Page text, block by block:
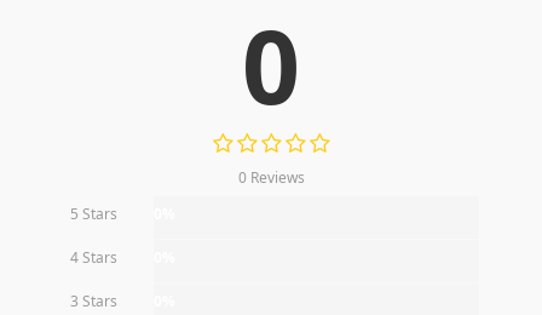
0
0 Reviews
5 Stars
4 Stars
3 Stars